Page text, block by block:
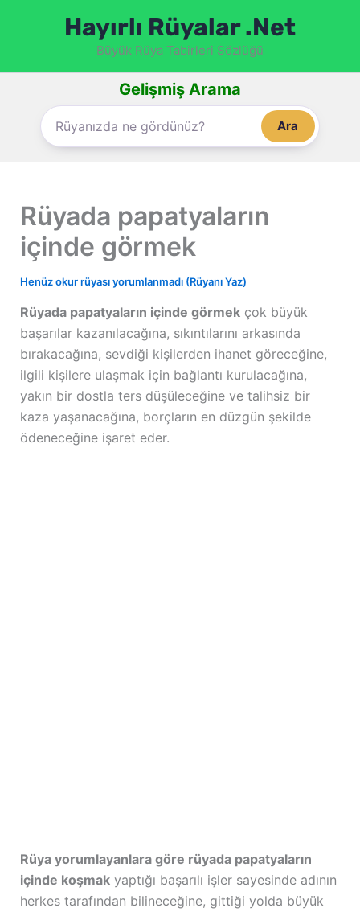
Hayırlı Rüyalar .Net
Büyük Rüya Tabirleri Sözlüğü
Gelişmiş Arama
Ara
Rüyada papatyaların
içinde görmek
Henüz okur rüyası yorumlanmadı (Rüyanı Yaz)
Rüyada papatyaların içinde görmekçok büyük
başarılar kazanılacağına, sıkıntılarını arkasında
bırakacağına, sevdiği kişilerden ihanet göreceğine,
ilgili kişilere ulaşmak için bağlantı kurulacağına,
yakın bir dostla ters düşüleceğine ve talihsiz bir
kaza yaşanacağına, borçların en düzgün şekilde
ödeneceğine işaret eder.
Rüya yorumlayanlara göre rüyada papatyaların
içinde koşmakyaptığı başarılı işler sayesinde adının
herkes tarafından bilineceğine, gittiği yolda büyük